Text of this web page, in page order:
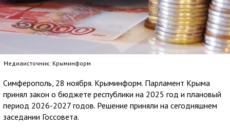
Медиаисточник: Крыминформ
Симферополь, 28 ноября. Крыминформ. Парламент Крыма
принял закон о бюджете республики на 2025 год и плановый
период 2026-2027 годов. Решение приняли на сегодняшнем
заседании Госсовета.